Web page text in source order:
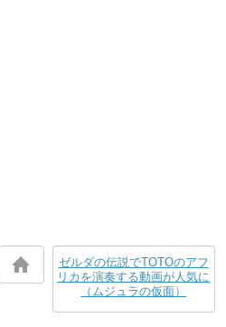
ゼルダの伝説でTOTOのアフ
リカを演奏する動画が人気に
（ムジュラの仮面）